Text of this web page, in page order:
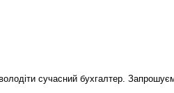
сучасний бухгалтер.